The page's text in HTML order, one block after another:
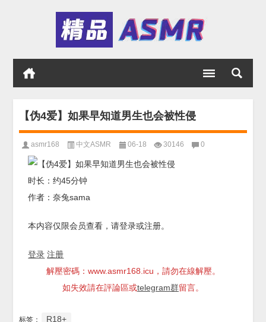
【伪4爱】如果早知道男生也会被性侵
asmr168 中文ASMR 06-18 30146 0
时长：约45分钟
作者：奈兔sama
本内容仅限会员查看，请登录或注册。
登录 注册
解壓密碼：www.asmr168.icu，請勿在線解壓。
如失效請在評論區或telegram群留言。
标签： R18+